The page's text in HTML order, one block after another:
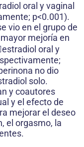
oral y vaginal
p<0.001).
vio en el grupo de
mejoría en
oral y
no dio
solo.
y coautores
y el efecto de
mejorar el deseo
el orgasmo, la